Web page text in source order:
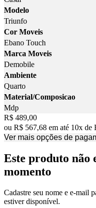
Modelo
Triunfo
Cor Moveis
Ebano Touch
Marca Moveis
Demobile
Ambiente
Quarto
Material/Composicao
Mdp
Price:
R$ 489,00
ou R$ 567,68 em até 10x de
Ver mais opções de
Este produto não
momento
Cadastre seu nome e e-mail
estiver disponível.